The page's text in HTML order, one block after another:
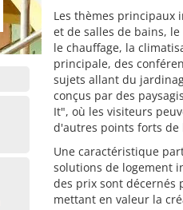
Les thèmes principaux
et de salles de bains,
le chauffage, la
principale, des
sujets allant du
conçus par des
It", où les visiteurs
d'autres points forts de
Une caractéristique
solutions de logement
des prix sont décernés
mettant en valeur la